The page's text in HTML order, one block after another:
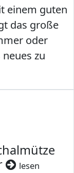
einem guten
das große
oder
zu
lesen